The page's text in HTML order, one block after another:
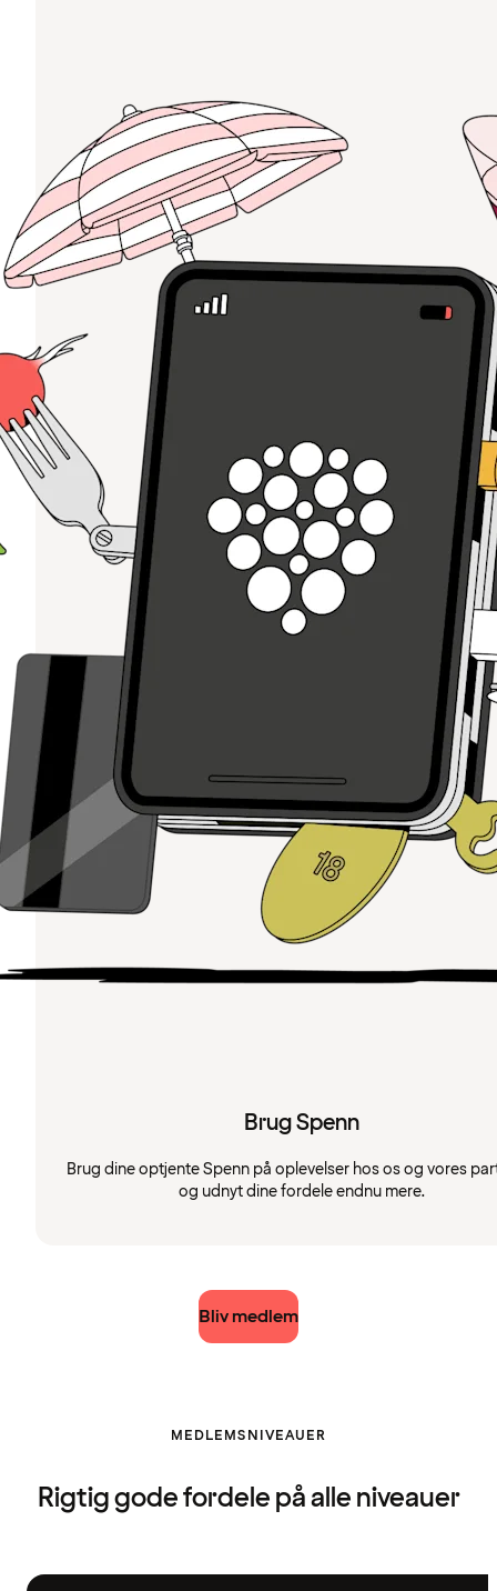
Brug Spenn
Brug dine optjente Spenn på oplevelser hos os og vores
og udnyt dine fordele endnu mere.
Bliv medlem
MEDLEMSNIVEAUER
Rigtig gode fordele på alle niveauer